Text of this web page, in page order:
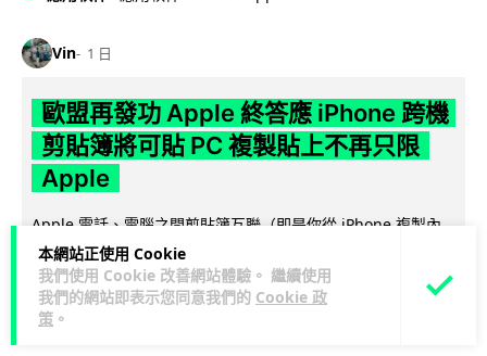
本網站正使用 Cookie
我們使用 Cookie 改善網站體驗。 繼續使用
我們的網站即表示您同意我們的 Cookie 政
策 。
Vin 1 日
歐盟再發功 Apple 終答應 iPhone 跨機
剪貼簿將可貼 PC 複製貼上不再只限
Apple
Apple 電話、電腦之間剪貼簿互聯（即是你從 iPhone 複製內
容，可在另一部 iPad, Mac 電腦貼上），是 Apple 生態重要...
閱讀全文
244